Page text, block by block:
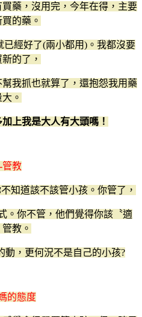
藥，沒用完，今年在得，主要
的藥。
經好了(兩小都用)。我都沒要
的了，
我抓也就算了，還抱怨我用藥
大。
上我是大人有大頭嗎！
管教
知道該不該管小孩。你管了，
。你不管，他們覺得你該〝適
教。
動，更何況不是自己的小孩?
的態度